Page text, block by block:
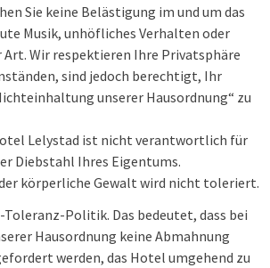
Sie keine Belästigung im und um das
Musik, unhöfliches Verhalten oder
Art. Wir respektieren Ihre Privatsphäre
sind jedoch berechtigt, Ihr
unserer Hausordnung“ zu
Lelystad ist nicht verantwortlich für
Diebstahl Ihres Eigentums.
körperliche Gewalt wird nicht toleriert.
Politik. Das bedeutet, dass bei
Hausordnung keine Abmahnung
werden, das Hotel umgehend zu